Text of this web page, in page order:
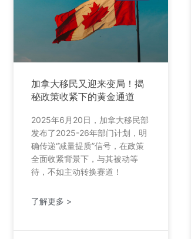
加拿大移民又迎来变局！揭
秘政策收紧下的黄金通道
2025年6月20日，加拿大移民部
发布了2025-26年部门计划，明
确传递“减量提质”信号，在政策
全面收紧背景下，与其被动等
待，不如主动转换赛道！
了解更多 >